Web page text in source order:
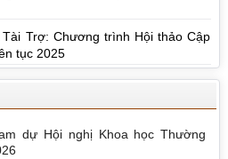
Trợ: Chương trình Hội thảo Cập
tục 2025
dự Hội nghị Khoa học Thường